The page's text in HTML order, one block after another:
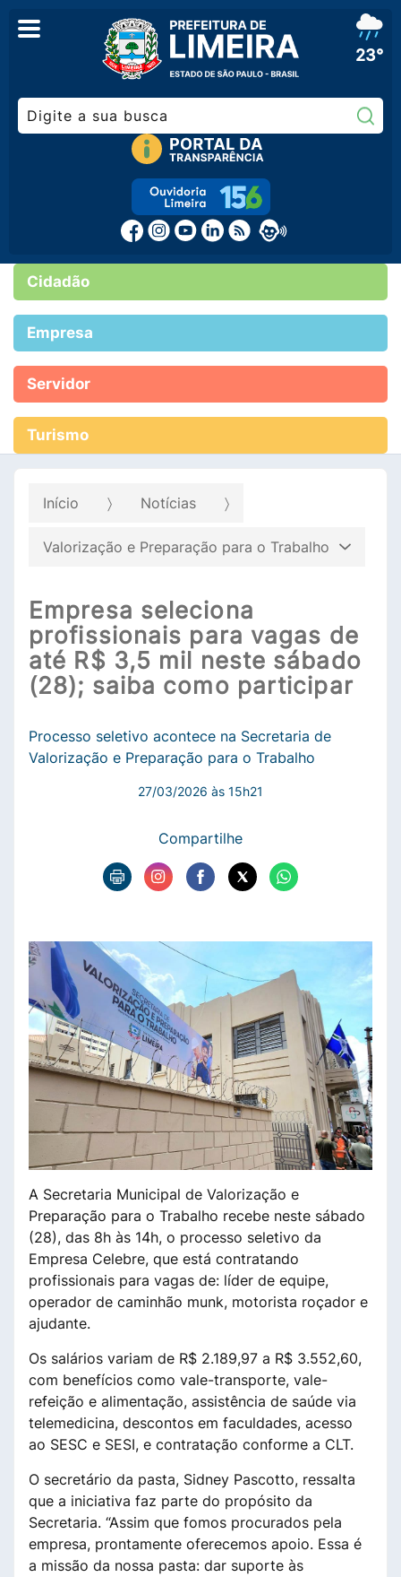
23°
Cidadão
Empresa
Servidor
Turismo
Início Notícias
Valorização e Preparação para o Trabalho
Empresa seleciona
profissionais para vagas de
até R$ 3,5 mil neste sábado
(28); saiba como participar
Processo seletivo acontece na Secretaria de
Valorização e Preparação para o Trabalho
27/03/2026 às 15h21
Compartilhe
A Secretaria Municipal de Valorização e
Preparação para o Trabalho recebe neste sábado
(28), das 8h às 14h, o processo seletivo da
Empresa Celebre, que está contratando
profissionais para vagas de: líder de equipe,
operador de caminhão munk, motorista roçador e
ajudante.
Os salários variam de R$ 2.189,97 a R$ 3.552,60,
com benefícios como vale-transporte, vale-
refeição e alimentação, assistência de saúde via
telemedicina, descontos em faculdades, acesso
ao SESC e SESI, e contratação conforme a CLT.
O secretário da pasta, Sidney Pascotto, ressalta
que a iniciativa faz parte do propósito da
Secretaria. “Assim que fomos procurados pela
empresa, prontamente oferecemos apoio. Essa é
a missão da nossa pasta: dar suporte às